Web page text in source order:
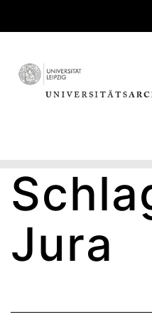
to
Jura